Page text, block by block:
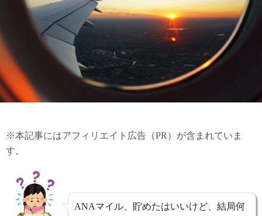
※本記事にはアフィリエイト広告（PR）が含まれていま
す。
ANAマイル、貯めたはいいけど、結局何